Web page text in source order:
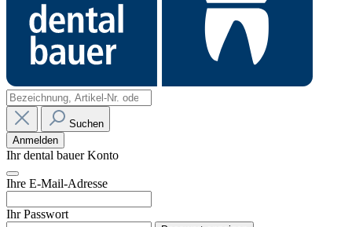
Suchen
Anmelden
Ihr dental bauer Konto
Ihre E-Mail-Adresse
Ihr Passwort